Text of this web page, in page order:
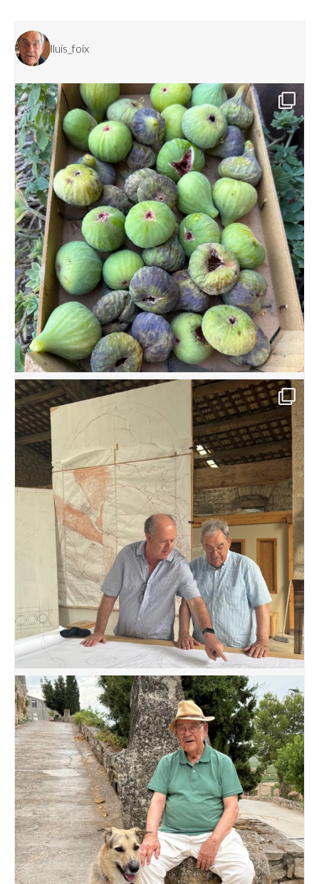
lluis_foix